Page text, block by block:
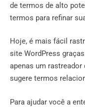
de termos de alto
termos para refinar
Hoje, é mais fácil
site WordPress
apenas um
sugere termos
Para ajudar você a